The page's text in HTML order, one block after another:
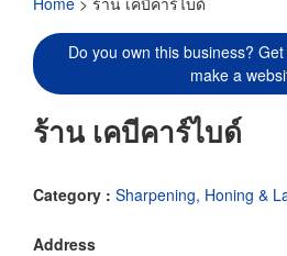
Do you own this business?
make a
ร้าน เคบีคาร์ไบด์
Category : Sharpening, Honing &
Address